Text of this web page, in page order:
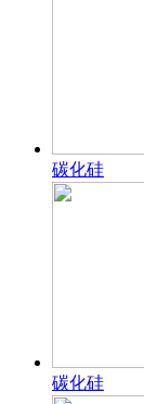
碳化硅
碳化硅